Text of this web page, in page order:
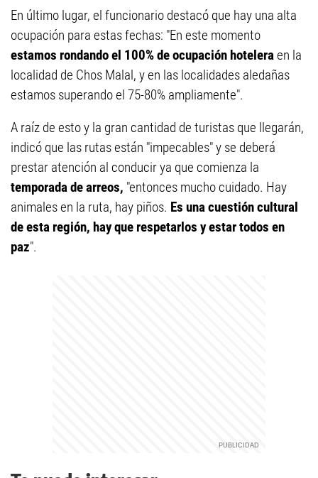
En último lugar, el funcionario destacó que hay una alta
ocupación para estas fechas: "En este momento
estamos rondando el 100% de ocupación hotelera en la
localidad de Chos Malal, y en las localidades aledañas
estamos superando el 75-80% ampliamente".
A raíz de esto y la gran cantidad de turistas que llegarán,
indicó que las rutas están "impecables" y se deberá
prestar atención al conducir ya que comienza la
temporada de arreos, "entonces mucho cuidado. Hay
animales en la ruta, hay piños. Es una cuestión cultural
de esta región, hay que respetarlos y estar todos en
paz".